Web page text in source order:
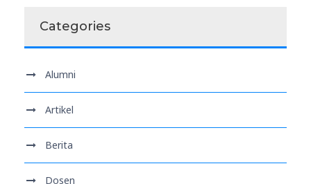
Categories
Alumni
Artikel
Berita
Dosen